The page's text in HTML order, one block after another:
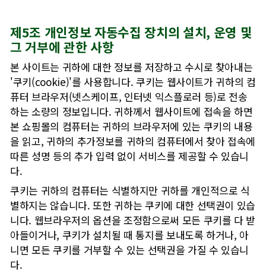
제5조 개인정보 자동수집 장치의 설치, 운영 및
그 거부에 관한 사항
본 사이트는 귀하에 대한 정보를 저장하고 수시로 찾아내는
'쿠키(cookie)'를 사용합니다. 쿠키는 웹사이트가 귀하의 컴
퓨터 브라우저(넷스케이프, 인터넷 익스플로러 등)로 전송
하는 소량의 정보입니다. 귀하께서 웹사이트에 접속을 하면
본 쇼핑몰의 컴퓨터는 귀하의 브라우저에 있는 쿠키의 내용
을 읽고, 귀하의 추가정보를 귀하의 컴퓨터에서 찾아 접속에
따른 성명 등의 추가 입력 없이 서비스를 제공할 수 있습니
다.
쿠키는 귀하의 컴퓨터는 식별하지만 귀하를 개인적으로 식
별하지는 않습니다. 또한 귀하는 쿠키에 대한 선택권이 있습
니다. 웹브라우저의 옵션을 조정함으로써 모든 쿠키를 다 받
아들이거나, 쿠키가 설치될 때 통지를 보내도록 하거나, 아
니면 모든 쿠키를 거부할 수 있는 선택권을 가질 수 있습니
다.